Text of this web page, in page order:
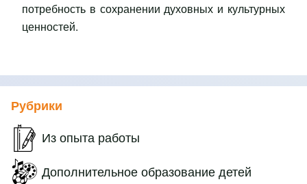
потребность в сохранении духовных и культурных
ценностей.
Рубрики
Из опыта работы
Дополнительное образование детей